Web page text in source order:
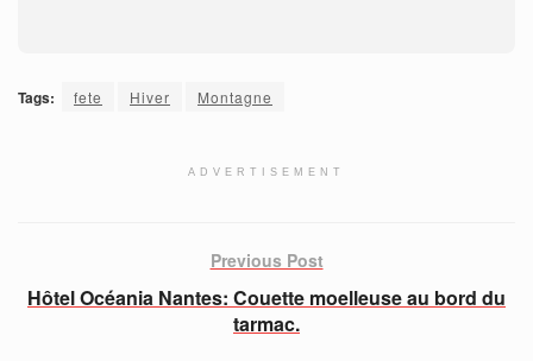
Tags: fete Hiver Montagne
ADVERTISEMENT
Previous Post
Hôtel Océania Nantes: Couette moelleuse au bord du
tarmac.